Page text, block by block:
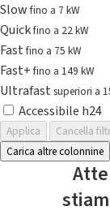
Slowfino a 7 kW
Quickfino a 22 kW
Fastfino a 75 kW
Fast+fino a 149 kW
Ultrafast superiori a
Accessibile h24
Applica
Cancella
Carica altre colonnine